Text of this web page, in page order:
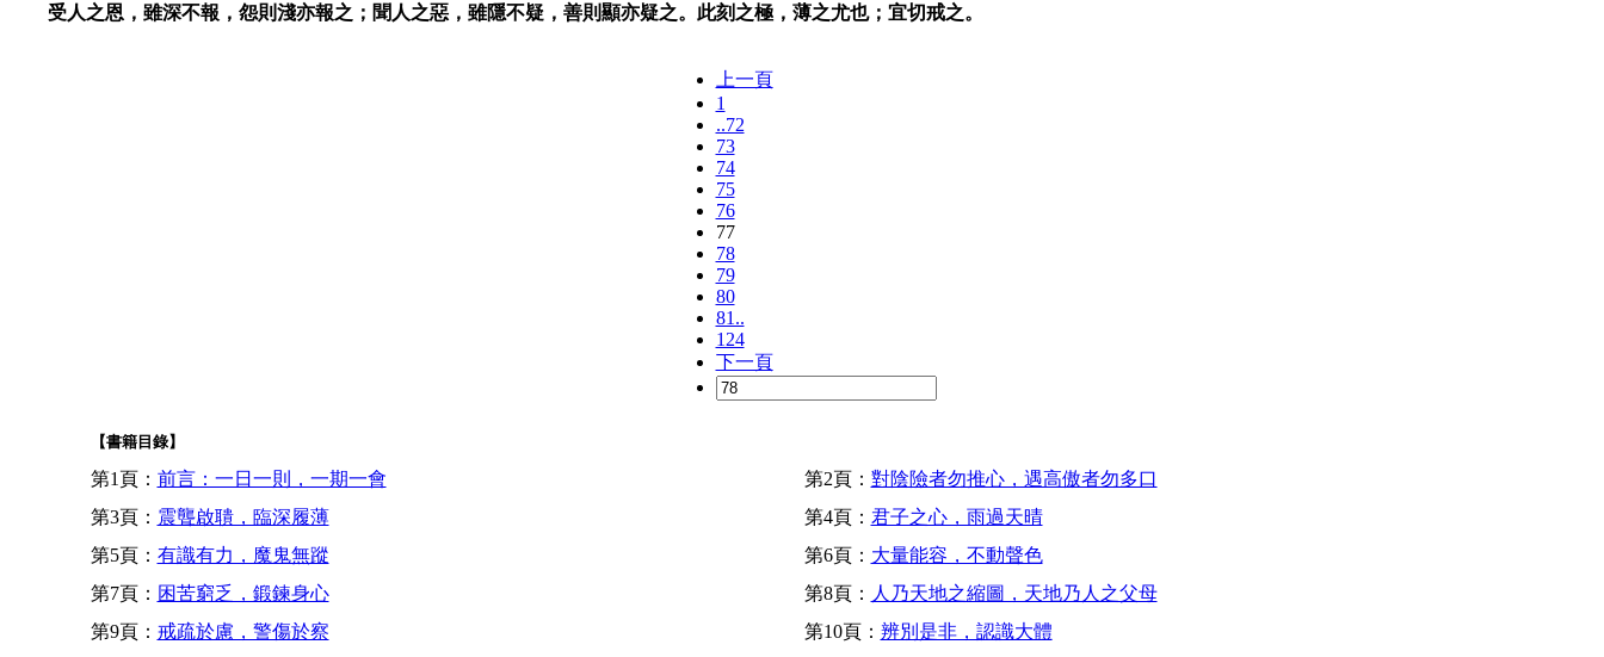
受人之恩，雖深不報，怨則淺亦報之；聞人之惡，雖隱不疑，善則顯亦疑之。此刻之極，薄之尤也；宜切戒之。
上一頁
1
..72
73
74
75
76
77
78
79
80
81..
124
下一頁
【書籍目錄】
第1頁： 前言：一日一則，一期一會 第2頁： 對陰險者勿推心，遇高傲者勿多口
第3頁： 震聾啟聵，臨深履薄 第4頁： 君子之心，雨過天晴
第5頁： 有識有力，魔鬼無蹤 第6頁： 大量能容，不動聲色
第7頁： 困苦窮乏，鍛鍊身心 第8頁： 人乃天地之縮圖，天地乃人之父母
第9頁： 戒疏於慮，警傷於察 第10頁： 辨別是非，認識大體